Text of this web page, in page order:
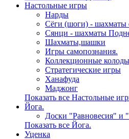
Настольные игры
Нарды
Сёги (шоги) - шахматы
Сянци - шахматы
Шахматы,шашки
Игры самопознания.
Коллекционные
Стратегические игры
Ханафуда
Маджонг
Показать все Настольные
Йога.
Доски "Равновесия" и
Показать все Йога.
Уценка